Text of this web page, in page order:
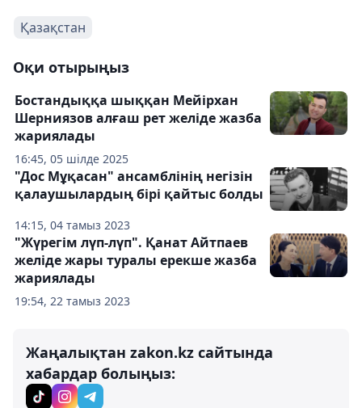
Қазақстан
Оқи отырыңыз
16:45, 05 шілде 2025
Бостандыққа шыққан Мейірхан
Шерниязов алғаш рет желіде жазба
жариялады
14:15, 04 тамыз 2023
"Дос Мұқасан" ансамблінің негізін
қалаушылардың бірі қайтыс болды
19:54, 22 тамыз 2023
"Жүрегім лүп-лүп". Қанат Айтпаев
желіде жары туралы ерекше жазба
жариялады
Жаңалықтан zakon.kz сайтында
хабардар болыңыз: